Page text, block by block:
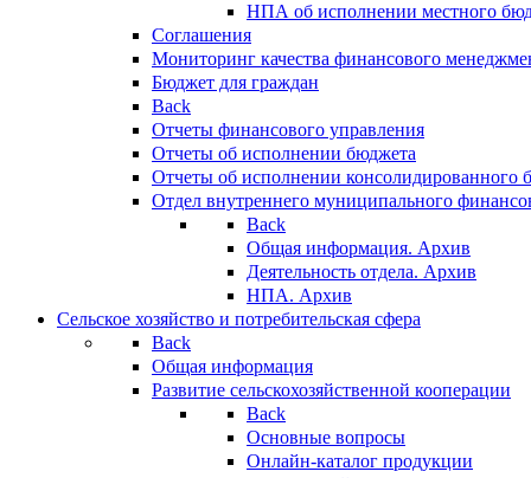
НПА об исполнении местного
Соглашения
Мониторинг качества финансового
Бюджет для граждан
Back
Отчеты финансового управления
Отчеты об исполнении бюджета
Отчеты об исполнении консолидированного
Отдел внутреннего муниципального
Back
Общая информация. Архив
Деятельность отдела. Архив
НПА. Архив
Сельское хозяйство и потребительская сфера
Back
Общая информация
Развитие сельскохозяйственной кооперации
Back
Основные вопросы
Онлайн-каталог продукции